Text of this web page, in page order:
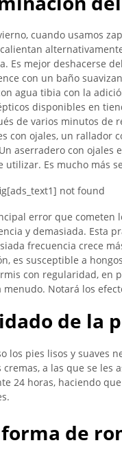
cuando usamos
Es mejor deshacerse
con un baño
agua tibia con la
disponibles en
de varios minutos de
con ojales, un rallador
aserradero con ojales
utilizar. Es mucho más
not found
error que cometen
y demasiada. Esta
frecuencia crece
es susceptible a
con regularidad, en
menudo. Notará los
de la
los pies lisos y suaves
cremas, a las que se les
24 horas, haciendo
de